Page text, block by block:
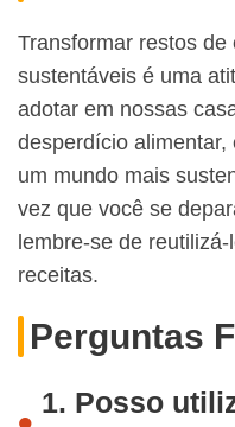
Transformar restos
sustentáveis é uma
adotar em nossas
desperdício
um mundo mais
vez que você se
lembre-se de reutilizá-
receitas.
Perguntas
1. Posso